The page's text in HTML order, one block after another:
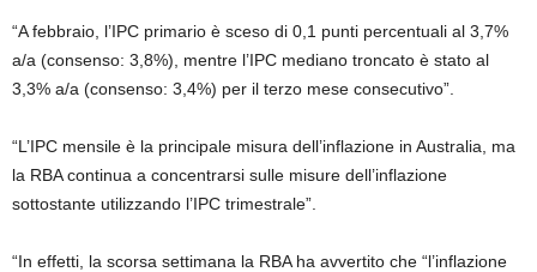
“A febbraio, l’IPC primario è sceso di 0,1 punti percentuali al 3,7%
a/a (consenso: 3,8%), mentre l’IPC mediano troncato è stato al
3,3% a/a (consenso: 3,4%) per il terzo mese consecutivo”.
“L’IPC mensile è la principale misura dell’inflazione in Australia, ma
la RBA continua a concentrarsi sulle misure dell’inflazione
sottostante utilizzando l’IPC trimestrale”.
“In effetti, la scorsa settimana la RBA ha avvertito che “l’inflazione